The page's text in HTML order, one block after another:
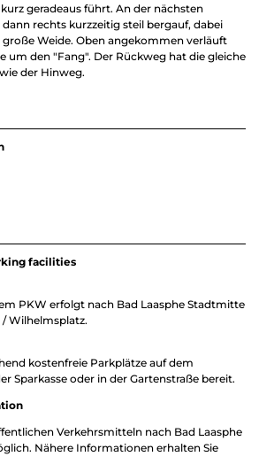
geradeaus führt. An der nächsten
rechts kurzzeitig steil bergauf, dabei
große Weide. Oben angekommen verläuft
um den "Fang". Der Rückweg hat die gleiche
der Hinweg.
facilities
PKW erfolgt nach Bad Laasphe Stadtmitte
/ Wilhelmsplatz.
kostenfreie Parkplätze auf dem
Sparkasse oder in der Gartenstraße bereit.
Verkehrsmitteln nach Bad Laasphe
Nähere Informationen erhalten Sie